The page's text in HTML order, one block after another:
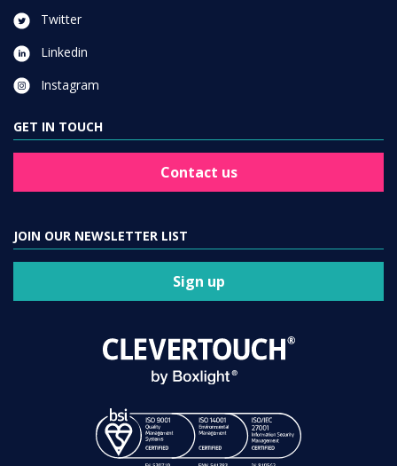
Twitter
Linkedin
Instagram
GET IN TOUCH
Contact us
JOIN OUR NEWSLETTER LIST
Sign up